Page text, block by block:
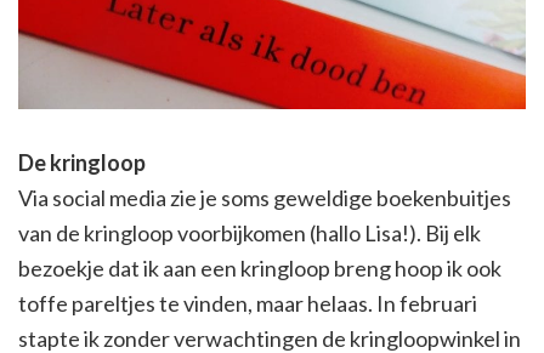
De kringloop
Via social media zie je soms geweldige boekenbuitjes
van de kringloop voorbijkomen (hallo Lisa!). Bij elk
bezoekje dat ik aan een kringloop breng hoop ik ook
toffe pareltjes te vinden, maar helaas. In februari
stapte ik zonder verwachtingen de kringloopwinkel in